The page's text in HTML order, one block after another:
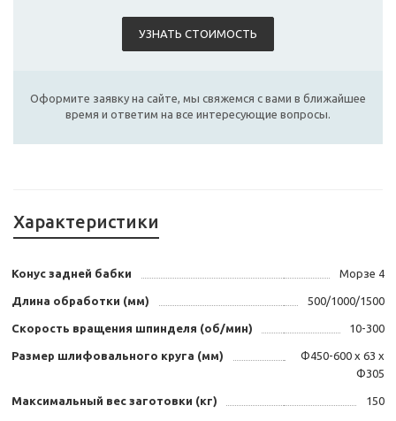
УЗНАТЬ СТОИМОСТЬ
Оформите заявку на сайте, мы свяжемся с вами в ближайшее
время и ответим на все интересующие вопросы.
Характеристики
Конус задней бабки Морзе 4
Длина обработки (мм) 500/1000/1500
Скорость вращения шпинделя (об/мин) 10-300
Размер шлифовального круга (мм)
Φ450-600 x 63 x
Φ305
Максимальный вес заготовки (кг) 150